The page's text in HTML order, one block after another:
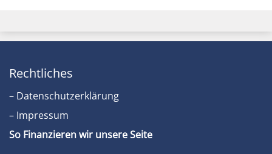
Rechtliches
– Datenschutzerklärung
– Impressum
So Finanzieren wir unsere Seite